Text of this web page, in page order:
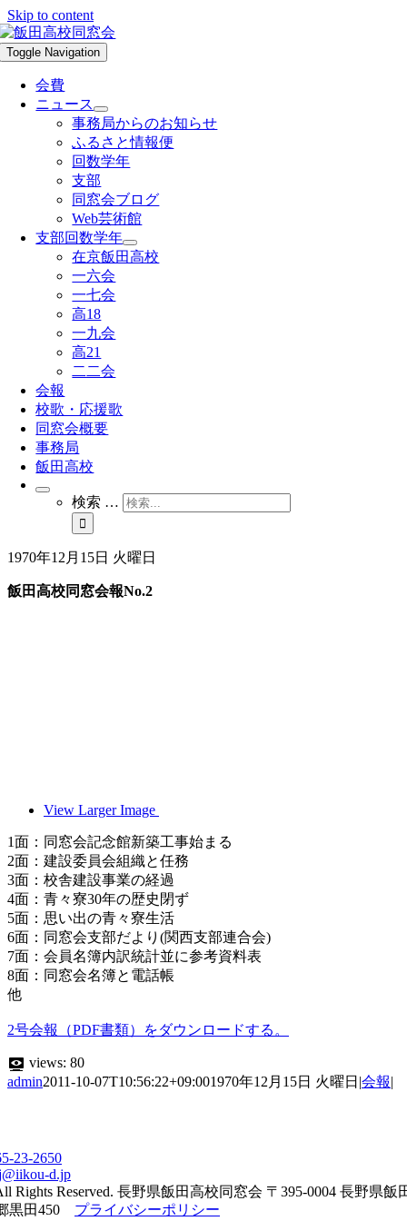
Skip to content
Toggle Navigation
会費
ニュース
事務局からのお知らせ
ふるさと情報便
回数学年
支部
同窓会ブログ
Web芸術館
支部回数学年
在京飯田高校
一六会
一七会
高18
一九会
高21
二二会
会報
校歌・応援歌
同窓会概要
事務局
飯田高校
検索 …
1970年12月15日 火曜日
飯田高校同窓会報No.2
View Larger Image
1面：同窓会記念館新築工事始まる
2面：建設委員会組織と任務
3面：校舎建設事業の経過
4面：青々寮30年の歴史閉ず
5面：思い出の青々寮生活
6面：同窓会支部だより(関西支部連合会)
7面：会員名簿内訳統計並に参考資料表
8面：同窓会名簿と電話帳
他
2号会報（PDF書類）をダウンロードする。
views: 80
admin2011-10-07T10:56:22+09:001970年12月15日 火曜日 |会報|
23-2650
d.jp
Rights Reserved. 長野県飯田高校同窓会 〒395-0004 長野県飯
黒田450 プライバシーポリシー